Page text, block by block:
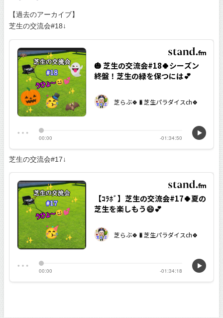
【過去のアーカイブ】
芝生の交流会#18↓
芝生の交流会#17↓